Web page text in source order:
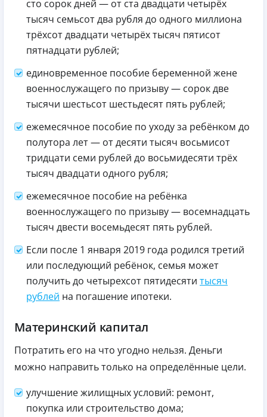
сто сорок дней — от ста двадцати четырёх
тысяч семьсот два рубля до одного миллиона
трёхсот двадцати четырёх тысяч пятисот
пятнадцати рублей;
единовременное пособие беременной жене
военнослужащего по призыву — сорок две
тысячи шестьсот шестьдесят пять рублей;
ежемесячное пособие по уходу за ребёнком до
полутора лет — от десяти тысяч восьмисот
тридцати семи рублей до восьмидесяти трёх
тысяч двадцати одного рубля;
ежемесячное пособие на ребёнка
военнослужащего по призыву — восемнадцать
тысяч двести восемьдесят пять рублей.
Если после 1 января 2019 года родился третий
или последующий ребёнок, семья может
получить до четырехсот пятидесяти тысяч
рублей на погашение ипотеки.
Материнский капитал
Потратить его на что угодно нельзя. Деньги
можно направить только на определённые цели.
улучшение жилищных условий: ремонт,
покупка или строительство дома;